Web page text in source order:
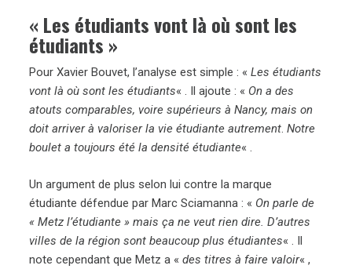
« Les étudiants vont là où sont les
étudiants »
Pour Xavier Bouvet, l’analyse est simple : «Les étudiants
vont là où sont les étudiants« . Il ajoute : « On a des
atouts comparables, voire supérieurs à Nancy, mais on
doit arriver à valoriser la vie étudiante autrement.Notre
boulet a toujours été la densité étudiante« .
Un argument de plus selon lui contre la marque
étudiante défendue par Marc Sciamanna : « On parle de
« Metz l’étudiante » mais ça ne veut rien dire. D’autres
villes de la région sont beaucoup plus étudiantes« . Il
note cependant que Metz a «des titres à faire valoir« ,